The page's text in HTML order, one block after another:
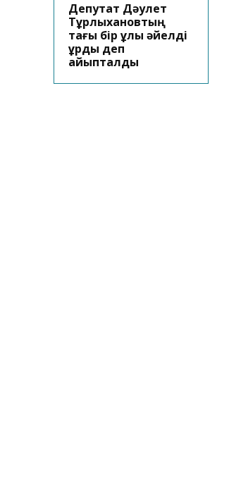
Депутат Дәулет
Тұрлыхановтың
тағы бір ұлы әйелді
ұрды деп
айыпталды